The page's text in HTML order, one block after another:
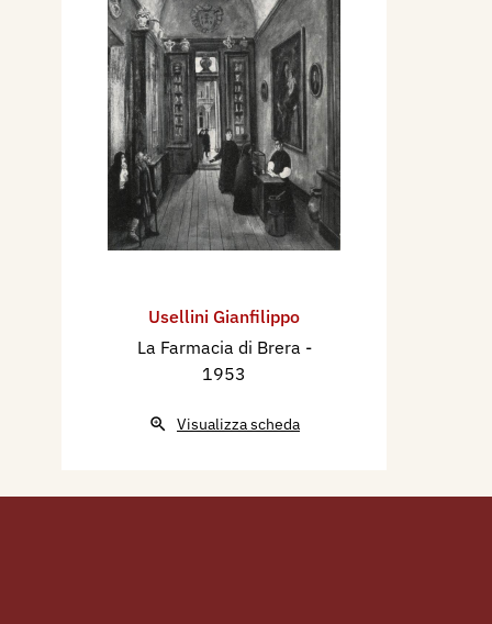
Usellini Gianfilippo
La Farmacia di Brera -
1953
Visualizza scheda